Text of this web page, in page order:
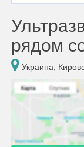
рядом
Украина,